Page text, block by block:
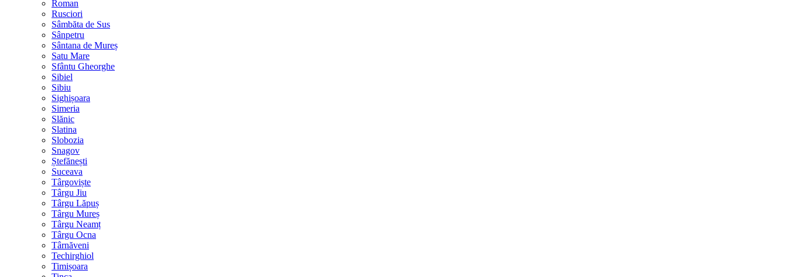
Roman
Rusciori
Sâmbăta de Sus
Sânpetru
Sântana de Mureș
Satu Mare
Sfântu Gheorghe
Sibiel
Sibiu
Sighișoara
Simeria
Slănic
Slatina
Slobozia
Snagov
Ștefănești
Suceava
Târgoviște
Târgu Jiu
Târgu Lăpuș
Târgu Mureș
Târgu Neamț
Târgu Ocna
Târnăveni
Techirghiol
Timișoara